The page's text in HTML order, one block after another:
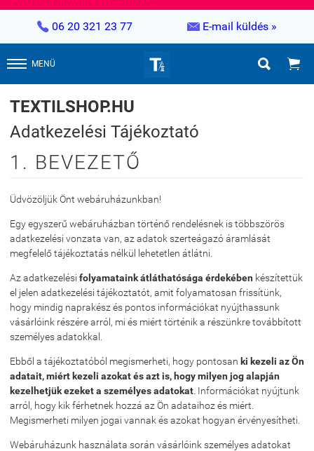
 06 20 321 23 77  E-mail küldés »
MENÜ  
TEXTILSHOP.HU
Adatkezelési Tájékoztató
1. BEVEZETŐ
Üdvözöljük Önt webáruházunkban!
Egy egyszerű webáruházban történő rendelésnek is többszörös
adatkezelési vonzata van, az adatok szerteágazó áramlását
megfelelő tájékoztatás nélkül lehetetlen átlátni.
Az adatkezelési folyamataink átláthatósága érdekében készítettük
el jelen adatkezelési tájékoztatót, amit folyamatosan frissítünk,
hogy mindig naprakész és pontos információkat nyújthassunk
vásárlóink részére arról, mi és miért történik a részünkre továbbított
személyes adatokkal.
Ebből a tájékoztatóból megismerheti, hogy pontosan ki kezeli az Ön
adatait, miért kezeli azokat és azt is, hogy milyen jog alapján
kezelhetjük ezeket a személyes adatokat . Információkat nyújtunk
arról, hogy kik férhetnek hozzá az Ön adataihoz és miért.
Megismerheti milyen jogai vannak és azokat hogyan érvényesítheti.
Webáruházunk használata során vásárlóink személyes adatokat